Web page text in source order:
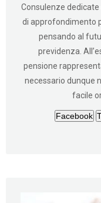
Consulenze
di approfondimento
pensando al
previdenza.
pensione
necessario dunque
facile
Facebook